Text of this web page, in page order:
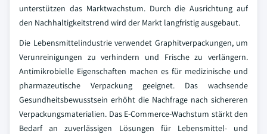
unterstützen das Marktwachstum. Durch die Ausrichtung auf
den Nachhaltigkeitstrend wird der Markt langfristig ausgebaut.
Die Lebensmittelindustrie verwendet Graphitverpackungen, um
Verunreinigungen zu verhindern und Frische zu verlängern.
Antimikrobielle Eigenschaften machen es für medizinische und
pharmazeutische Verpackung geeignet. Das wachsende
Gesundheitsbewusstsein erhöht die Nachfrage nach sichereren
Verpackungsmaterialien. Das E-Commerce-Wachstum stärkt den
Bedarf an zuverlässigen Lösungen für Lebensmittel- und